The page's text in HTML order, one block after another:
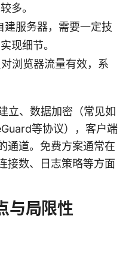
多。
服务器，需要一定技
现细节。
浏览器流量有效，系
立、数据加密（常见如
等协议），客户端
通道。免费方案通常在
接数、日志策略等方面
与局限性